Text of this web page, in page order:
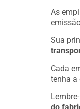
As
Sua
Cada
tenha a